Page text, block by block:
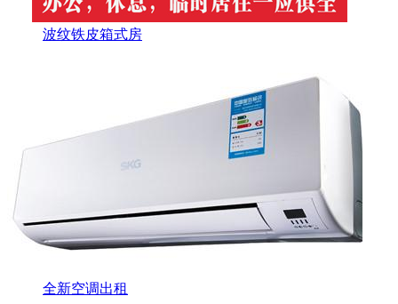
波纹铁皮箱式房
全新空调出租